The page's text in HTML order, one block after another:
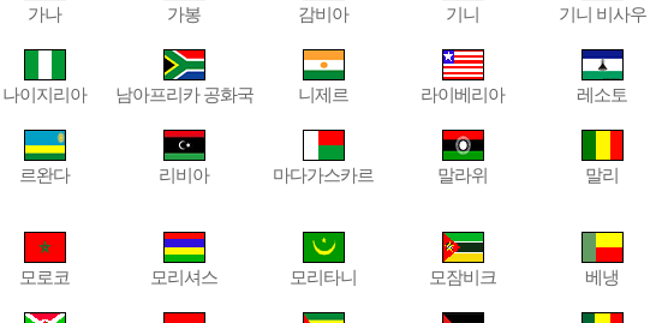
가나 가봉 감비아 기니 기니 비사우
나이지리아 남아프리카 공화국 니제르 라이베리아 레소토
르완다 리비아 마다가스카르 말라위 말리
모로코 모리셔스 모리타니 모잠비크 베냉